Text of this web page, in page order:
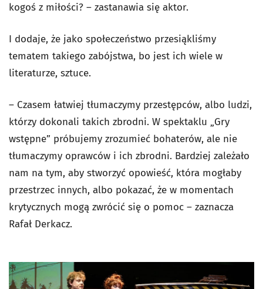
kogoś z miłości? – zastanawia się aktor.
I dodaje, że jako społeczeństwo przesiąkliśmy
tematem takiego zabójstwa, bo jest ich wiele w
literaturze, sztuce.
– Czasem łatwiej tłumaczymy przestępców, albo ludzi,
którzy dokonali takich zbrodni. W spektaklu „Gry
wstępne” próbujemy zrozumieć bohaterów, ale nie
tłumaczymy oprawców i ich zbrodni. Bardziej zależało
nam na tym, aby stworzyć opowieść, która mogłaby
przestrzec innych, albo pokazać, że w momentach
krytycznych mogą zwrócić się o pomoc – zaznacza
Rafał Derkacz.